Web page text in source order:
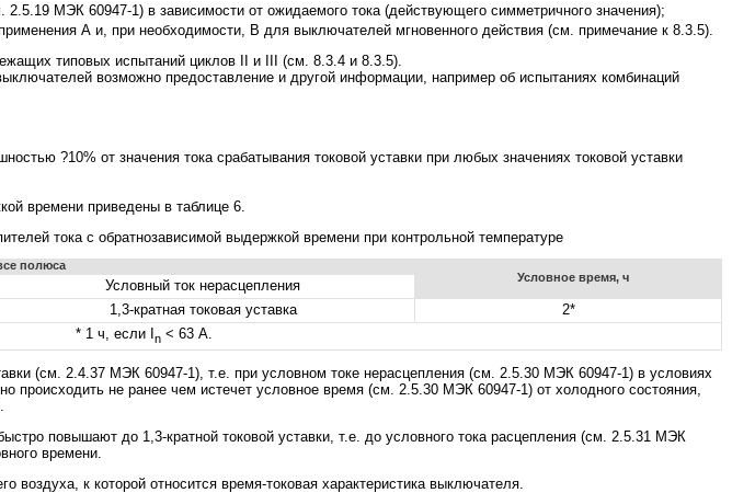
2.5.19 МЭК 60947-1) в зависимости от ожидаемого тока (действующего симметричного значения);
А и, при необходимости, В для выключателей мгновенного действия (см. примечание к 8.3.5).
типовых испытаний циклов II и III (см. 8.3.4 и 8.3.5).
возможно предоставление и другой информации, например об испытаниях комбинаций
?10% от значения тока срабатывания токовой уставки при любых значениях токовой уставки
времени приведены в таблице 6.
тока с обратнозависимой выдержкой времени при контрольной температуре
полюса
Условное время, ч
Условный ток нерасцепления
1,3-кратная токовая уставка
2*
* 1 ч, если I
n < 63 А.
(см. 2.4.37 МЭК 60947-1), т.е. при условном токе нерасцепления (см. 2.5.30 МЭК 60947-1) в условиях
происходить не ранее чем истечет условное время (см. 2.5.30 МЭК 60947-1) от холодного состояния,
повышают до 1,3-кратной токовой уставки, т.е. до условного тока расцепления (см. 2.5.31 МЭК
времени.
к которой относится время-токовая характеристика выключателя.